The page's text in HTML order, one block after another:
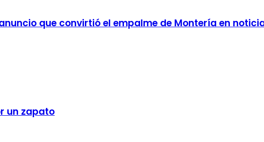
que convirtió el empalme de Montería en
un zapato